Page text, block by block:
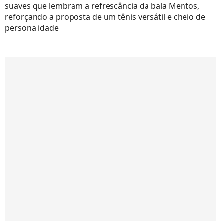
suaves que lembram a refrescância da bala Mentos,
reforçando a proposta de um tênis versátil e cheio de
personalidade